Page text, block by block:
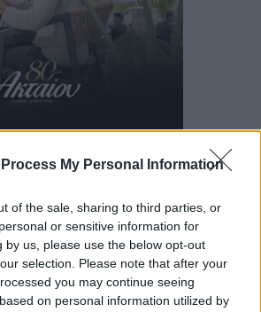
Process My Personal Information
of the sale, sharing to third parties, or
or sensitive information for
by us, please use the below opt-out
selection. Please note that after your
you may continue seeing
on personal information utilized by